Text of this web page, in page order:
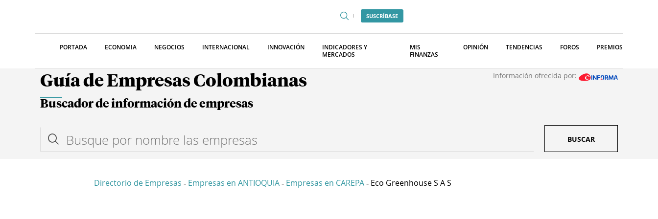
SUSCRÍBASE
PORTADA ECONOMIA NEGOCIOS INTERNACIONAL INNOVACIÓN
INDICADORES Y
MERCADOS
MIS
FINANZAS
OPINIÓN TENDENCIAS FOROS PREMIOS
Guía de Empresas Colombianas Información ofrecida por:
Buscador de información de empresas
BUSCAR
Directorio de Empresas - Empresas en ANTIOQUIA - Empresas en CAREPA - Eco Greenhouse S A S